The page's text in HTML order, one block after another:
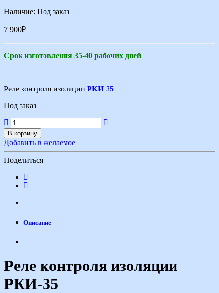
Наличие: Под заказ
7 900₽
Срок изготовления 35-40 рабочих дней
Реле контроля изоляции РКИ-35
Под заказ
В корзину
Добавить в желаемое
Поделиться:
Описание
|
Реле контроля изоляции
РКИ-35